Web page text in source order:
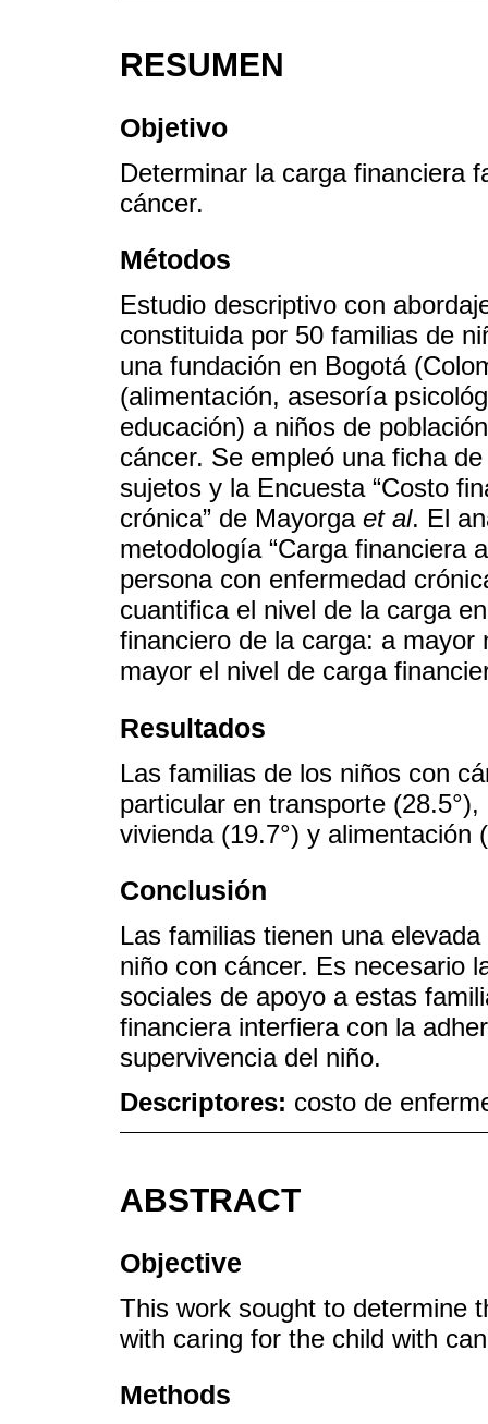
RESUMEN
Objetivo
Determinar la carga financiera
cáncer.
Métodos
Estudio descriptivo con
constituida por 50 familias de
una fundación en Bogotá
(alimentación, asesoría
educación) a niños de
cáncer. Se empleó una ficha
sujetos y la Encuesta “Costo
crónica” de Mayorga et al. El
metodología “Carga financiera
persona con enfermedad
cuantifica el nivel de la carga
financiero de la carga: a
mayor el nivel de carga
Resultados
Las familias de los niños con
particular en transporte
vivienda (19.7°) y alimentación
Conclusión
Las familias tienen una
niño con cáncer. Es necesario
sociales de apoyo a estas
financiera interfiera con la
supervivencia del niño.
Descriptores: costo de
ABSTRACT
Objective
This work sought to determine
with caring for the child with
Methods